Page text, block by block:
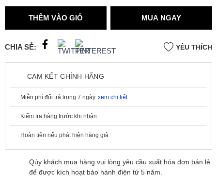
THÊM VÀO GIỎ MUA NGAY
CHIA SẺ: YÊU THÍCH
CAM KẾT CHÍNH HÃNG
Miễn phí đổi trả trong 7 ngày xem chi tiết
Kiểm tra hàng trước khi nhận
Hoàn tiền nếu phát hiện hàng giả
Qúy khách mua hàng vui lòng yêu cầu xuất hóa đơn bán lẻ
để được kích hoạt bảo hành điện tử 5 năm.